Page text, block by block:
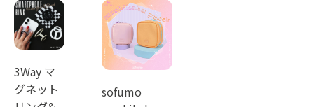
3Way マ
グネット
sofumo